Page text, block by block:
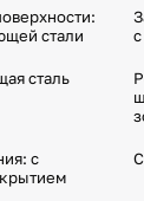
стали
сталь
с